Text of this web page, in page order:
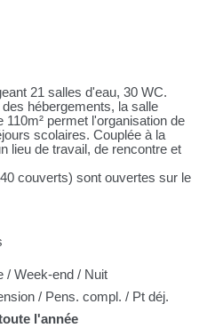
21 salles d'eau, 30 WC.
hébergements, la salle
permet l'organisation de
scolaires. Couplée à la
lieu de travail, de rencontre et
couverts) sont ouvertes sur le
/ Week-end / Nuit
/ Pens. compl. / Pt déj.
l'année